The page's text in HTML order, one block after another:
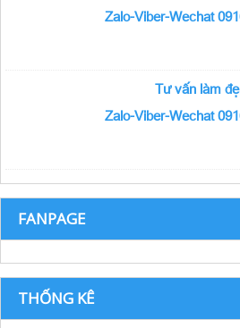
Zalo-Viber-Wechat
Tư vấn làm
Zalo-Viber-Wechat
FANPAGE
THỐNG KÊ